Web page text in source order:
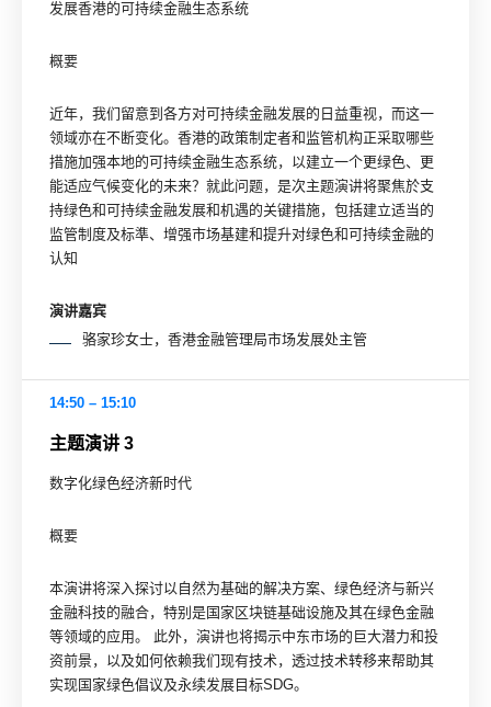
发展香港的可持续金融生态系统
概要
近年，我们留意到各方对可持续金融发展的日益重视，而这一
领域亦在不断变化。香港的政策制定者和监管机构正采取哪些
措施加强本地的可持续金融生态系统，以建立一个更绿色、更
能适应气候变化的未来？就此问题，是次主题演讲将聚焦於支
持绿色和可持续金融发展和机遇的关键措施，包括建立适当的
监管制度及标準、增强市场基建和提升对绿色和可持续金融的
认知
演讲嘉宾
骆家珍女士，香港金融管理局市场发展处主管
14:50 – 15:10
主题演讲 3
数字化绿色经济新时代
概要
本演讲将深入探讨以自然为基础的解决方案、绿色经济与新兴
金融科技的融合，特别是国家区块链基础设施及其在绿色金融
等领域的应用。 此外，演讲也将揭示中东市场的巨大潜力和投
资前景，以及如何依赖我们现有技术，透过技术转移来帮助其
实现国家绿色倡议及永续发展目标SDG。